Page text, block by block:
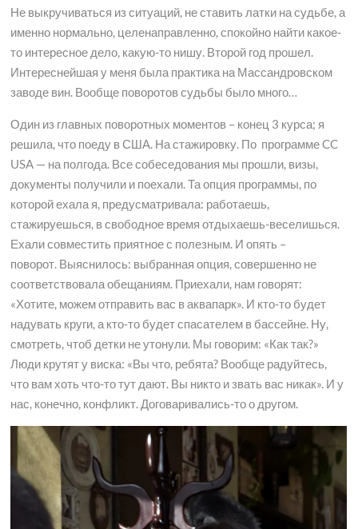
Не выкручиваться из ситуаций, не ставить латки на судьбе, а
именно нормально, целенаправленно, спокойно найти какое-
то интересное дело, какую-то нишу. Второй год прошел.
Интереснейшая у меня была практика на Массандровском
заводе вин. Вообще поворотов судьбы было много…
Один из главных поворотных моментов – конец 3 курса; я
решила, что поеду в США. На стажировку. По программе CC
USA — на полгода. Все собеседования мы прошли, визы,
документы получили и поехали. Та опция программы, по
которой ехала я, предусматривала: работаешь,
стажируешься, в свободное время отдыхаешь-веселишься.
Ехали совместить приятное с полезным. И опять –
поворот. Выяснилось: выбранная опция, совершенно не
соответствовала обещаниям. Приехали, нам говорят:
«Хотите, можем отправить вас в аквапарк». И кто-то будет
надувать круги, а кто-то будет спасателем в бассейне. Ну,
смотреть, чтоб детки не утонули. Мы говорим: «Как так?»
Люди крутят у виска: «Вы что, ребята? Вообще радуйтесь,
что вам хоть что-то тут дают. Вы никто и звать вас никак». И у
нас, конечно, конфликт. Договаривались-то о другом.